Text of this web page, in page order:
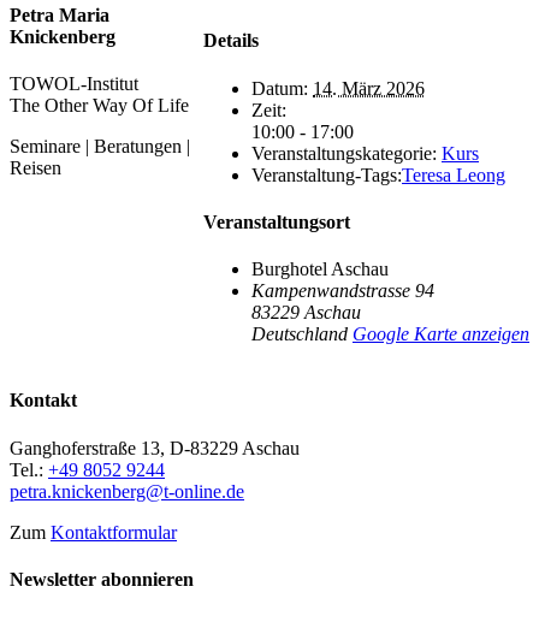
Details
Datum: 14. März 2026
Zeit:
10:00 - 17:00
Veranstaltungskategorie: Kurs
Veranstaltung-Tags:Teresa Leong
Veranstaltungsort
Burghotel Aschau
Kampenwandstrasse 94
83229 Aschau
Deutschland Google Karte anzeigen
Petra Maria
Knickenberg
TOWOL-Institut
The Other Way Of Life
Seminare | Beratungen |
Reisen
Kontakt
Ganghoferstraße 13, D-83229 Aschau
Tel.: +49 8052 9244
petra.knickenberg@t-online.de
Zum Kontaktformular
Newsletter abonnieren